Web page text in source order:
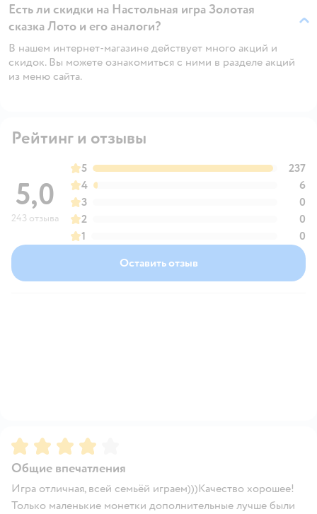
Есть ли скидки на Настольная игра Золотая
сказка Лото и его аналоги?
В нашем интернет-магазине действует много акций и
скидок. Вы можете ознакомиться с ними в разделе акций
из меню сайта.
Рейтинг и отзывы
5,0
243 отзыва
5
237
4
6
3
0
2
0
1
0
Оставить отзыв
Рейтинг:4
Общие впечатления
Игра отличная, всей семьёй играем)))Качество хорошее!
Только маленькие монетки дополнительные лучше были